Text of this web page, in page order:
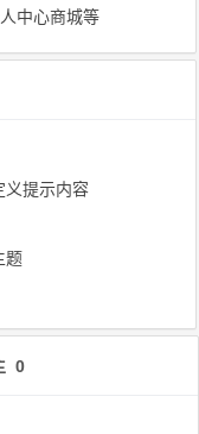
中心商城等
义提示内容
题
0